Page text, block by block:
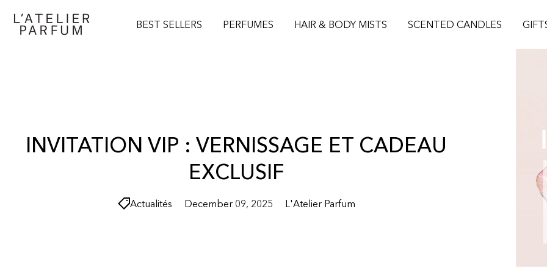
BEST SELLERS PERFUMES HAIR & BODY MISTS SCENTED CANDLES
INVITATION VIP : VERNISSAGE ET CADEAU
EXCLUSIF
Actualités December 09, 2025 L'Atelier Parfum